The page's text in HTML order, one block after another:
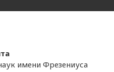
имени Фрезениуса